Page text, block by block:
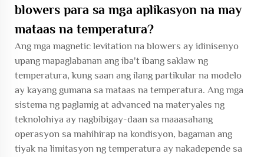
blowers para sa mga aplikasyon na may
mataas na temperatura?
Ang mga magnetic levitation na blowers ay idinisenyo
upang mapaglabanan ang iba't ibang saklaw ng
temperatura, kung saan ang ilang partikular na modelo
ay kayang gumana sa mataas na temperatura. Ang mga
sistema ng paglamig at advanced na materyales ng
teknolohiya ay nagbibigay-daan sa maaasahang
operasyon sa mahihirap na kondisyon, bagaman ang
tiyak na limitasyon ng temperatura ay nakadepende sa